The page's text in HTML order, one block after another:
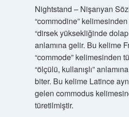
Nightstand – Nişanyan
“commodine”
“dirsek yüksekliğinde
anlamına gelir. Bu kelime
“commode” kelimesinden
“ölçülü, kullanışlı”
biter. Bu kelime Latince
gelen commodus
türetilmiştir.